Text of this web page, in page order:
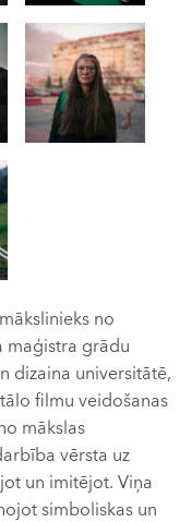
no
maģistra grādu
dizaina universitātē,
filmu veidošanas
mākslas
vērsta uz
un imitējot. Viņa
simboliskas un